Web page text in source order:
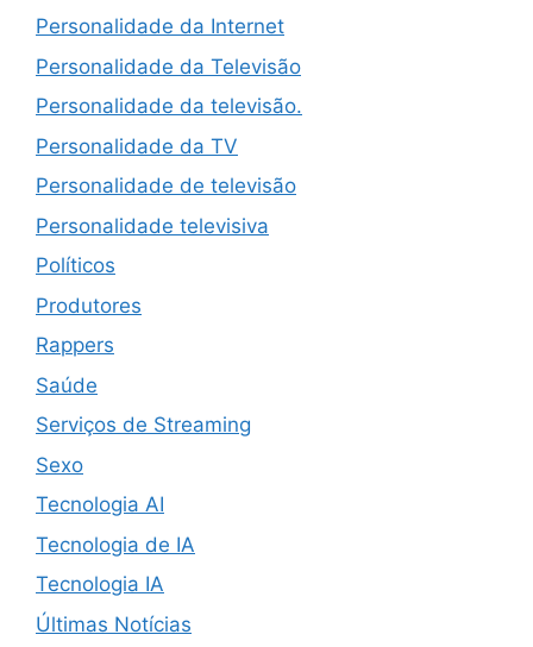
Personalidade da Internet
Personalidade da Televisão
Personalidade da televisão.
Personalidade da TV
Personalidade de televisão
Personalidade televisiva
Políticos
Produtores
Rappers
Saúde
Serviços de Streaming
Sexo
Tecnologia AI
Tecnologia de IA
Tecnologia IA
Últimas Notícias